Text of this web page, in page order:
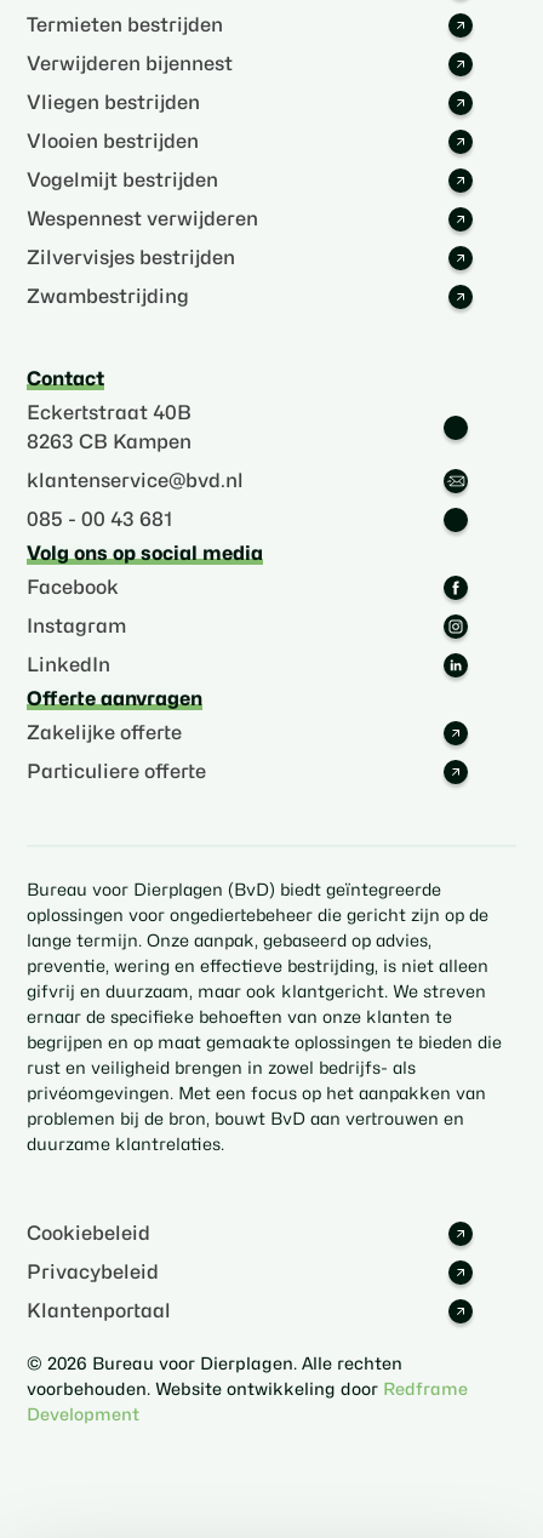
Termieten bestrijden
Verwijderen bijennest
Vliegen bestrijden
Vlooien bestrijden
Vogelmijt bestrijden
Wespennest verwijderen
Zilvervisjes bestrijden
Zwambestrijding
Contact
Eckertstraat 40B
8263 CB Kampen
klantenservice@bvd.nl
085 - 00 43 681
Volg ons op social media
Facebook
Instagram
LinkedIn
Offerte aanvragen
Zakelijke offerte
Particuliere offerte
Bureau voor Dierplagen (BvD) biedt geïntegreerde
oplossingen voor ongediertebeheer die gericht zijn op de
lange termijn. Onze aanpak, gebaseerd op advies,
preventie, wering en effectieve bestrijding, is niet alleen
gifvrij en duurzaam, maar ook klantgericht. We streven
ernaar de specifieke behoeften van onze klanten te
begrijpen en op maat gemaakte oplossingen te bieden die
rust en veiligheid brengen in zowel bedrijfs- als
privéomgevingen. Met een focus op het aanpakken van
problemen bij de bron, bouwt BvD aan vertrouwen en
duurzame klantrelaties.
Cookiebeleid
Privacybeleid
Klantenportaal
© 2026 Bureau voor Dierplagen. Alle rechten
voorbehouden. Website ontwikkeling door Redframe
Development